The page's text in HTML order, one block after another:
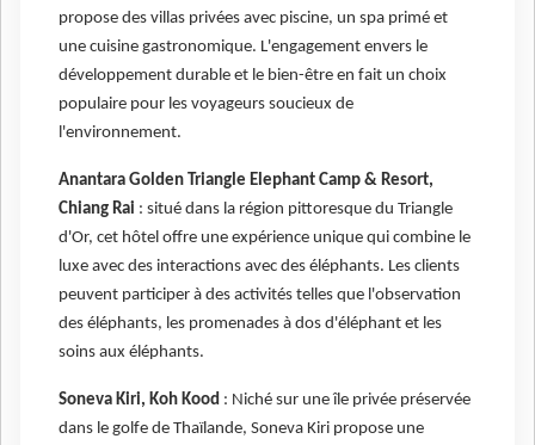
propose des villas privées avec piscine, un spa primé et
une cuisine gastronomique. L'engagement envers le
développement durable et le bien-être en fait un choix
populaire pour les voyageurs soucieux de
l'environnement.
Anantara Golden Triangle Elephant Camp & Resort,
Chiang Rai : situé dans la région pittoresque du Triangle
d'Or, cet hôtel offre une expérience unique qui combine le
luxe avec des interactions avec des éléphants. Les clients
peuvent participer à des activités telles que l'observation
des éléphants, les promenades à dos d'éléphant et les
soins aux éléphants.
Soneva Kiri, Koh Kood : Niché sur une île privée préservée
dans le golfe de Thaïlande, Soneva Kiri propose une